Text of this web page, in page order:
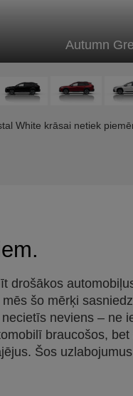
Autumn
White krāsai netiek
drošākos
šo mērķi
neviens – ne
braucošos,
Šos